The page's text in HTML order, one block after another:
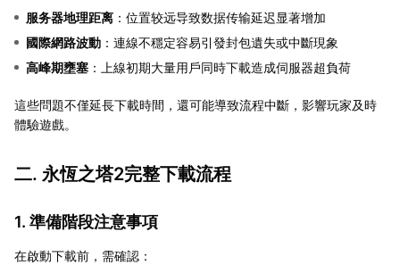
服务器地理距离 ：位置较远导致数据传输延迟显著增加
國際網路波動 ：連線不穩定容易引發封包遺失或中斷現象
高峰期壅塞 ：上線初期大量用戶同時下載造成伺服器超負荷
這些問題不僅延長下載時間，還可能導致流程中斷，影響玩家及時
體驗遊戲。
二. 永恆之塔2完整下載流程
1. 準備階段注意事項
在啟動下載前，需確認：